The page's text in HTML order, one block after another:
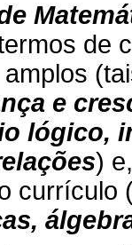
de
e
lógico,
)
currículo